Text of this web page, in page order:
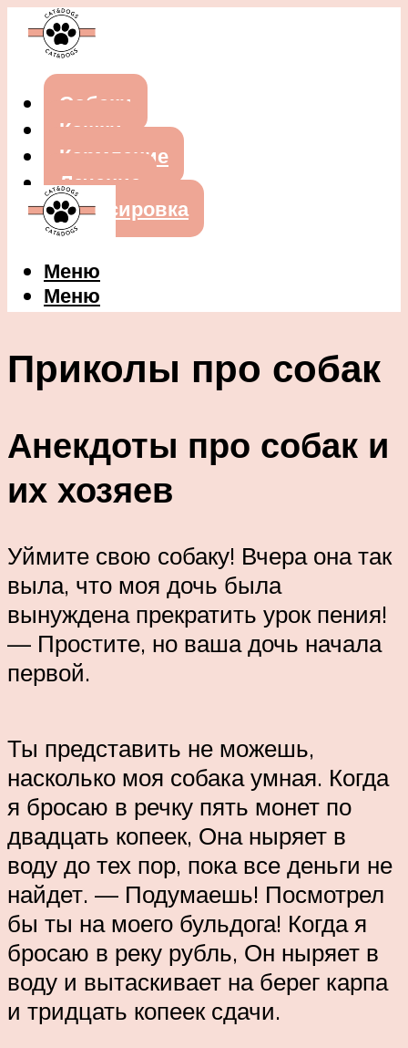
Собаки
Кошки
Кормление
Лечение
Дрессировка
Меню
Меню
Приколы про собак
Анекдоты про собак и
их хозяев
Уймите свою собаку! Вчера она так
выла, что моя дочь была
вынуждена прекратить урок пения!
— Простите, но ваша дочь начала
первой.
Ты представить не можешь,
насколько моя собака умная. Когда
я бросаю в речку пять монет по
двадцать копеек, Она ныряет в
воду до тех пор, пока все деньги не
найдет. — Подумаешь! Посмотрел
бы ты на моего бульдога! Когда я
бросаю в реку рубль, Он ныряет в
воду и вытаскивает на берег карпа
и тридцать копеек сдачи.